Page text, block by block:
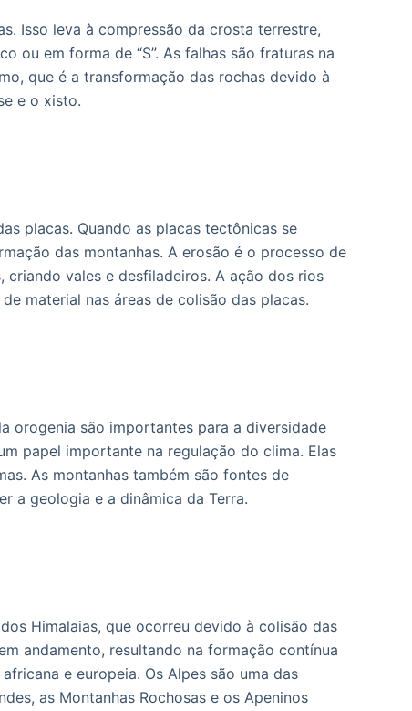
Isso leva à compressão da crosta terrestre,
ou em forma de “S”. As falhas são fraturas na
que é a transformação das rochas devido à
e o xisto.
placas. Quando as placas tectônicas se
das montanhas. A erosão é o processo de
vales e desfiladeiros. A ação dos rios
material nas áreas de colisão das placas.
orogenia são importantes para a diversidade
papel importante na regulação do clima. Elas
As montanhas também são fontes de
a geologia e a dinâmica da Terra.
Himalaias, que ocorreu devido à colisão das
andamento, resultando na formação contínua
e europeia. Os Alpes são uma das
as Montanhas Rochosas e os Apeninos